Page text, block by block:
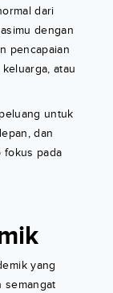
dari
dengan
pencapaian
atau
untuk
dan
fokus pada
yang
semangat